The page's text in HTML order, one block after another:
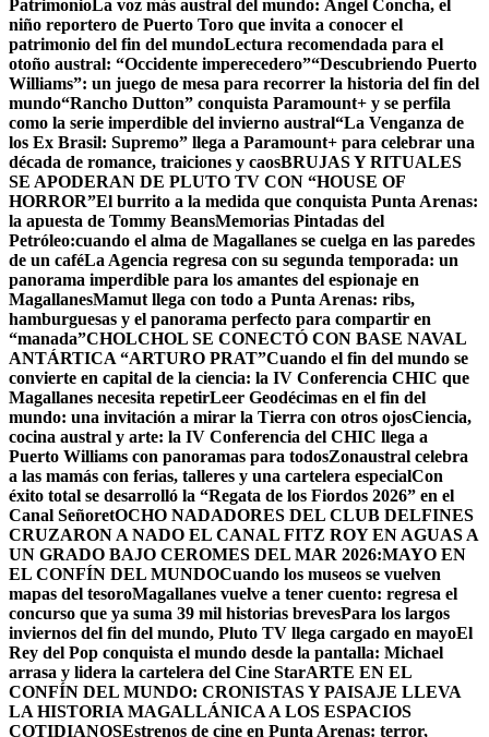
PatrimonioLa voz más austral del mundo: Ángel Concha, el
niño reportero de Puerto Toro que invita a conocer el
patrimonio del fin del mundoLectura recomendada para el
otoño austral: “Occidente imperecedero”“Descubriendo Puerto
Williams”: un juego de mesa para recorrer la historia del fin del
mundo“Rancho Dutton” conquista Paramount+ y se perfila
como la serie imperdible del invierno austral“La Venganza de
los Ex Brasil: Supremo” llega a Paramount+ para celebrar una
década de romance, traiciones y caosBRUJAS Y RITUALES
SE APODERAN DE PLUTO TV CON “HOUSE OF
HORROR”El burrito a la medida que conquista Punta Arenas:
la apuesta de Tommy BeansMemorias Pintadas del
Petróleo:cuando el alma de Magallanes se cuelga en las paredes
de un caféLa Agencia regresa con su segunda temporada: un
panorama imperdible para los amantes del espionaje en
MagallanesMamut llega con todo a Punta Arenas: ribs,
hamburguesas y el panorama perfecto para compartir en
“manada”CHOLCHOL SE CONECTÓ CON BASE NAVAL
ANTÁRTICA “ARTURO PRAT”Cuando el fin del mundo se
convierte en capital de la ciencia: la IV Conferencia CHIC que
Magallanes necesita repetirLeer Geodécimas en el fin del
mundo: una invitación a mirar la Tierra con otros ojosCiencia,
cocina austral y arte: la IV Conferencia del CHIC llega a
Puerto Williams con panoramas para todosZonaustral celebra
a las mamás con ferias, talleres y una cartelera especialCon
éxito total se desarrolló la “Regata de los Fiordos 2026” en el
Canal SeñoretOCHO NADADORES DEL CLUB DELFINES
CRUZARON A NADO EL CANAL FITZ ROY EN AGUAS A
UN GRADO BAJO CEROMES DEL MAR 2026:MAYO EN
EL CONFÍN DEL MUNDOCuando los museos se vuelven
mapas del tesoroMagallanes vuelve a tener cuento: regresa el
concurso que ya suma 39 mil historias brevesPara los largos
inviernos del fin del mundo, Pluto TV llega cargado en mayoEl
Rey del Pop conquista el mundo desde la pantalla: Michael
arrasa y lidera la cartelera del Cine StarARTE EN EL
CONFÍN DEL MUNDO: CRONISTAS Y PAISAJE LLEVA
LA HISTORIA MAGALLÁNICA A LOS ESPACIOS
COTIDIANOSEstrenos de cine en Punta Arenas: terror,